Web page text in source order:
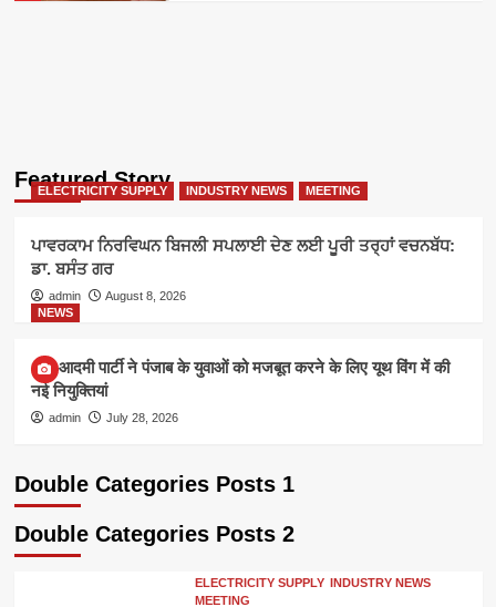
Featured Story
ELECTRICITY SUPPLY INDUSTRY NEWS MEETING
ਪਾਵਰਕਾਮ ਨਿਰਵਿਘਨ ਬਿਜਲੀ ਸਪਲਾਈ ਦੇਣ ਲਈ ਪੂਰੀ ਤਰ੍ਹਾਂ ਵਚਨਬੱਧ:
ਡਾ. ਬਸੰਤ ਗਰ
admin
August 8, 2026
NEWS
आम आदमी पार्टी ने पंजाब के युवाओं को मजबूत करने के लिए यूथ विंग में की
नई नियुक्तियां
admin July 28, 2026
Double Categories Posts 1
Double Categories Posts 2
ELECTRICITY SUPPLY INDUSTRY NEWS
MEETING